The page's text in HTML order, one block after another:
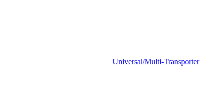
Universal/Multi-Transporter